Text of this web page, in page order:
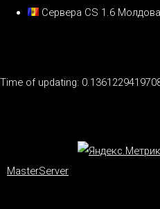
Сервера CS 1.6 Молдова
Time of updating:
MasterServer